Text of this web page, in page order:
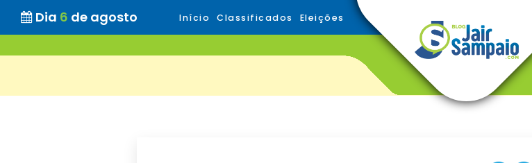
Dia 6 de agosto Início Classificados Eleições